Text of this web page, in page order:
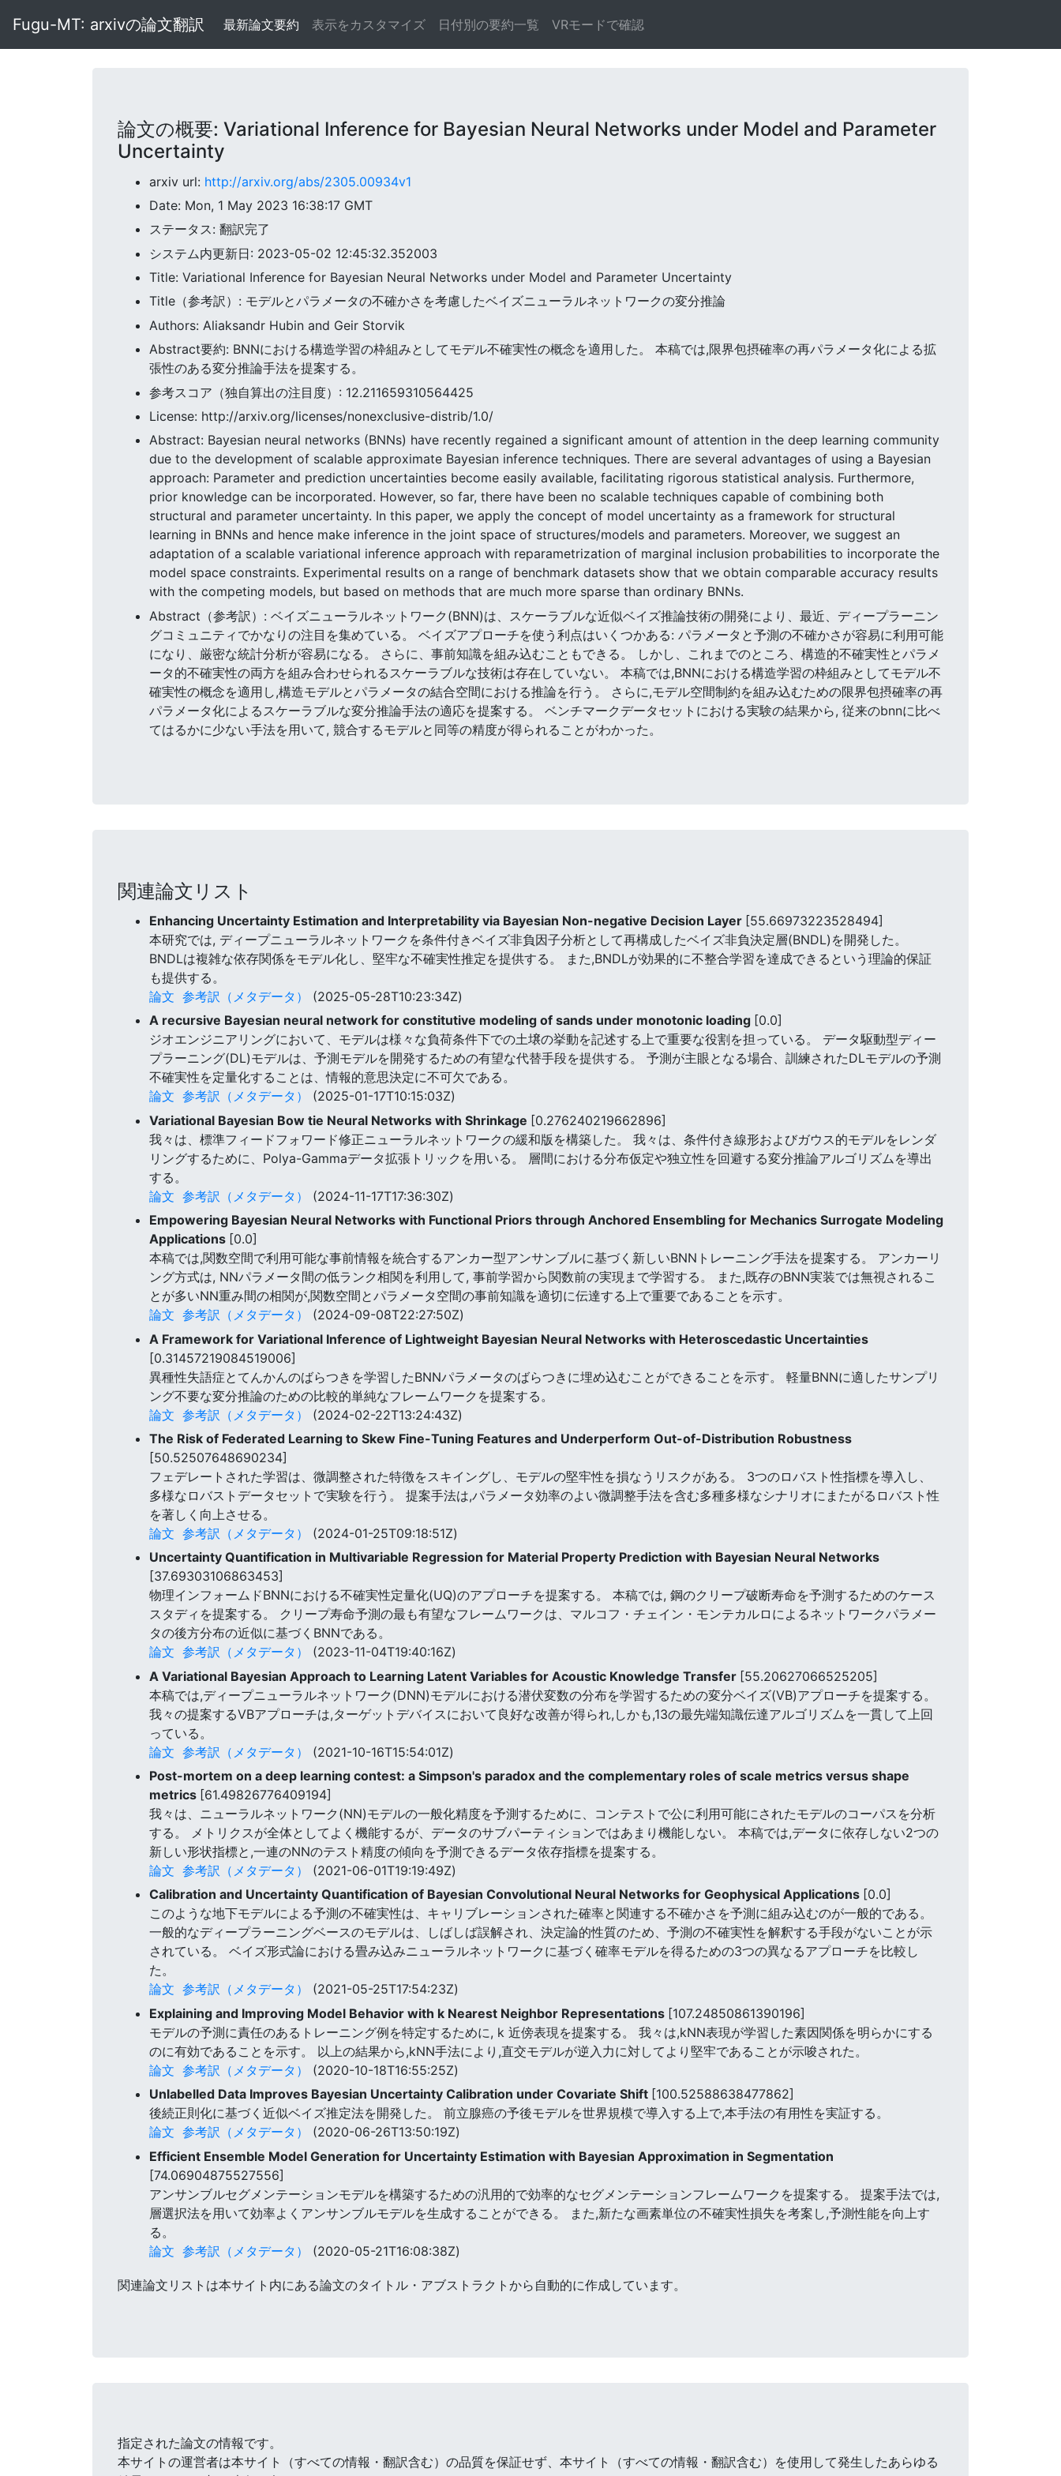
Fugu-MT: arxivの論文翻訳 最新論文要約 表示をカスタマイズ 日付別の要約一覧 VRモードで確認
論文の概要: Variational Inference for Bayesian Neural Networks under Model and Parameter
Uncertainty
arxiv url: http://arxiv.org/abs/2305.00934v1
Date: Mon, 1 May 2023 16:38:17 GMT
ステータス: 翻訳完了
システム内更新日: 2023-05-02 12:45:32.352003
Title: Variational Inference for Bayesian Neural Networks under Model and Parameter Uncertainty
Title（参考訳）: モデルとパラメータの不確かさを考慮したベイズニューラルネットワークの変分推論
Authors: Aliaksandr Hubin and Geir Storvik
Abstract要約: BNNにおける構造学習の枠組みとしてモデル不確実性の概念を適用した。 本稿では,限界包摂確率の再パラメータ化による拡
張性のある変分推論手法を提案する。
参考スコア（独自算出の注目度）: 12.211659310564425
License: http://arxiv.org/licenses/nonexclusive-distrib/1.0/
Abstract: Bayesian neural networks (BNNs) have recently regained a significant amount of attention in the deep learning community
due to the development of scalable approximate Bayesian inference techniques. There are several advantages of using a Bayesian
approach: Parameter and prediction uncertainties become easily available, facilitating rigorous statistical analysis. Furthermore,
prior knowledge can be incorporated. However, so far, there have been no scalable techniques capable of combining both
structural and parameter uncertainty. In this paper, we apply the concept of model uncertainty as a framework for structural
learning in BNNs and hence make inference in the joint space of structures/models and parameters. Moreover, we suggest an
adaptation of a scalable variational inference approach with reparametrization of marginal inclusion probabilities to incorporate the
model space constraints. Experimental results on a range of benchmark datasets show that we obtain comparable accuracy results
with the competing models, but based on methods that are much more sparse than ordinary BNNs.
Abstract（参考訳）: ベイズニューラルネットワーク(BNN)は、スケーラブルな近似ベイズ推論技術の開発により、最近、ディープラーニン
グコミュニティでかなりの注目を集めている。 ベイズアプローチを使う利点はいくつかある: パラメータと予測の不確かさが容易に利用可能
になり、厳密な統計分析が容易になる。 さらに、事前知識を組み込むこともできる。 しかし、これまでのところ、構造的不確実性とパラメ
ータ的不確実性の両方を組み合わせられるスケーラブルな技術は存在していない。 本稿では,BNNにおける構造学習の枠組みとしてモデル不
確実性の概念を適用し,構造モデルとパラメータの結合空間における推論を行う。 さらに,モデル空間制約を組み込むための限界包摂確率の再
パラメータ化によるスケーラブルな変分推論手法の適応を提案する。 ベンチマークデータセットにおける実験の結果から, 従来のbnnに比べ
てはるかに少ない手法を用いて, 競合するモデルと同等の精度が得られることがわかった。
関連論文リスト
Enhancing Uncertainty Estimation and Interpretability via Bayesian Non-negative Decision Layer [55.66973223528494]
本研究では, ディープニューラルネットワークを条件付きベイズ非負因子分析として再構成したベイズ非負決定層(BNDL)を開発した。
BNDLは複雑な依存関係をモデル化し、堅牢な不確実性推定を提供する。 また,BNDLが効果的に不整合学習を達成できるという理論的保証
も提供する。
論文 参考訳（メタデータ）
(2025-05-28T10:23:34Z)
A recursive Bayesian neural network for constitutive modeling of sands under monotonic loading [0.0]
ジオエンジニアリングにおいて、モデルは様々な負荷条件下での土壌の挙動を記述する上で重要な役割を担っている。 データ駆動型ディー
プラーニング(DL)モデルは、予測モデルを開発するための有望な代替手段を提供する。 予測が主眼となる場合、訓練されたDLモデルの予測
不確実性を定量化することは、情報的意思決定に不可欠である。
論文 参考訳（メタデータ）
(2025-01-17T10:15:03Z)
Variational Bayesian Bow tie Neural Networks with Shrinkage [0.276240219662896]
我々は、標準フィードフォワード修正ニューラルネットワークの緩和版を構築した。 我々は、条件付き線形およびガウス的モデルをレンダ
リングするために、Polya-Gammaデータ拡張トリックを用いる。 層間における分布仮定や独立性を回避する変分推論アルゴリズムを導出
する。
論文 参考訳（メタデータ）
(2024-11-17T17:36:30Z)
Empowering Bayesian Neural Networks with Functional Priors through Anchored Ensembling for Mechanics Surrogate Modeling
Applications [0.0]
本稿では,関数空間で利用可能な事前情報を統合するアンカー型アンサンブルに基づく新しいBNNトレーニング手法を提案する。 アンカーリ
ング方式は, NNパラメータ間の低ランク相関を利用して, 事前学習から関数前の実現まで学習する。 また,既存のBNN実装では無視されるこ
とが多いNN重み間の相関が,関数空間とパラメータ空間の事前知識を適切に伝達する上で重要であることを示す。
論文 参考訳（メタデータ）
(2024-09-08T22:27:50Z)
A Framework for Variational Inference of Lightweight Bayesian Neural Networks with Heteroscedastic Uncertainties
[0.31457219084519006]
異種性失語症とてんかんのばらつきを学習したBNNパラメータのばらつきに埋め込むことができることを示す。 軽量BNNに適したサンプリ
ング不要な変分推論のための比較的単純なフレームワークを提案する。
論文 参考訳（メタデータ）
(2024-02-22T13:24:43Z)
The Risk of Federated Learning to Skew Fine-Tuning Features and Underperform Out-of-Distribution Robustness
[50.52507648690234]
フェデレートされた学習は、微調整された特徴をスキイングし、モデルの堅牢性を損なうリスクがある。 3つのロバスト性指標を導入し、
多様なロバストデータセットで実験を行う。 提案手法は,パラメータ効率のよい微調整手法を含む多種多様なシナリオにまたがるロバスト性
を著しく向上させる。
論文 参考訳（メタデータ）
(2024-01-25T09:18:51Z)
Uncertainty Quantification in Multivariable Regression for Material Property Prediction with Bayesian Neural Networks
[37.69303106863453]
物理インフォームドBNNにおける不確実性定量化(UQ)のアプローチを提案する。 本稿では, 鋼のクリープ破断寿命を予測するためのケース
スタディを提案する。 クリープ寿命予測の最も有望なフレームワークは、マルコフ・チェイン・モンテカルロによるネットワークパラメー
タの後方分布の近似に基づくBNNである。
論文 参考訳（メタデータ）
(2023-11-04T19:40:16Z)
A Variational Bayesian Approach to Learning Latent Variables for Acoustic Knowledge Transfer [55.20627066525205]
本稿では,ディープニューラルネットワーク(DNN)モデルにおける潜伏変数の分布を学習するための変分ベイズ(VB)アプローチを提案する。
我々の提案するVBアプローチは,ターゲットデバイスにおいて良好な改善が得られ,しかも,13の最先端知識伝達アルゴリズムを一貫して上回
っている。
論文 参考訳（メタデータ）
(2021-10-16T15:54:01Z)
Post-mortem on a deep learning contest: a Simpson's paradox and the complementary roles of scale metrics versus shape
metrics [61.49826776409194]
我々は、ニューラルネットワーク(NN)モデルの一般化精度を予測するために、コンテストで公に利用可能にされたモデルのコーパスを分析
する。 メトリクスが全体としてよく機能するが、データのサブパーティションではあまり機能しない。 本稿では,データに依存しない2つの
新しい形状指標と,一連のNNのテスト精度の傾向を予測できるデータ依存指標を提案する。
論文 参考訳（メタデータ）
(2021-06-01T19:19:49Z)
Calibration and Uncertainty Quantification of Bayesian Convolutional Neural Networks for Geophysical Applications [0.0]
このような地下モデルによる予測の不確実性は、キャリブレーションされた確率と関連する不確かさを予測に組み込むのが一般的である。
一般的なディープラーニングベースのモデルは、しばしば誤解され、決定論的性質のため、予測の不確実性を解釈する手段がないことが示
されている。 ベイズ形式論における畳み込みニューラルネットワークに基づく確率モデルを得るための3つの異なるアプローチを比較し
た。
論文 参考訳（メタデータ）
(2021-05-25T17:54:23Z)
Explaining and Improving Model Behavior with k Nearest Neighbor Representations [107.24850861390196]
モデルの予測に責任のあるトレーニング例を特定するために, k 近傍表現を提案する。 我々は,kNN表現が学習した素因関係を明らかにする
のに有効であることを示す。 以上の結果から,kNN手法により,直交モデルが逆入力に対してより堅牢であることが示唆された。
論文 参考訳（メタデータ）
(2020-10-18T16:55:25Z)
Unlabelled Data Improves Bayesian Uncertainty Calibration under Covariate Shift [100.52588638477862]
後続正則化に基づく近似ベイズ推定法を開発した。 前立腺癌の予後モデルを世界規模で導入する上で,本手法の有用性を実証する。
論文 参考訳（メタデータ）
(2020-06-26T13:50:19Z)
Efficient Ensemble Model Generation for Uncertainty Estimation with Bayesian Approximation in Segmentation
[74.06904875527556]
アンサンブルセグメンテーションモデルを構築するための汎用的で効率的なセグメンテーションフレームワークを提案する。 提案手法では,
層選択法を用いて効率よくアンサンブルモデルを生成することができる。 また,新たな画素単位の不確実性損失を考案し,予測性能を向上す
る。
論文 参考訳（メタデータ） (2020-05-21T16:08:38Z)
関連論文リストは本サイト内にある論文のタイトル・アブストラクトから自動的に作成しています。
指定された論文の情報です。
本サイトの運営者は本サイト（すべての情報・翻訳含む）の品質を保証せず、本サイト（すべての情報・翻訳含む）を使用して発生したあらゆる